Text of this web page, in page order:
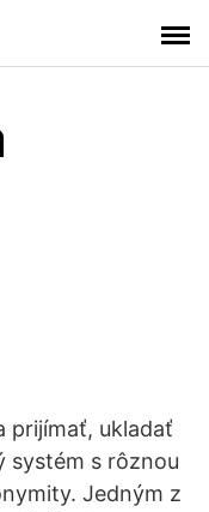
prijímať, ukladať
systém s rôznou
Jedným z